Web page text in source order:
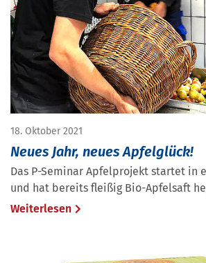
18. Oktober 2021
Neues Jahr, neues Apfelglück!
Das P-Seminar Apfelprojekt startet in
und hat bereits fleißig Bio-Apfelsaft
Weiterlesen